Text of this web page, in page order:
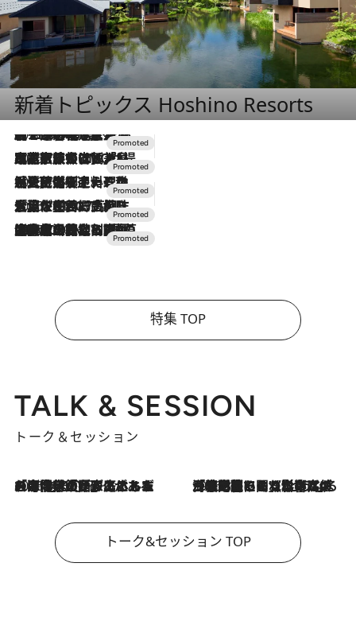
新着トピックス Hoshino Resorts
2026.8.7
【トンボの足水浴】ヒノキの香りに包まれて涼感マックス！約13℃の湧水かけ流しを避暑地「星野温泉 トンボの湯」で体験
2026.7.31
【ホテル帰省】という選択肢をOMOが提案。家族とほどよい距離を保つには「昼は実家、夜は気兼ねなくホテルで！」
2026.7.24
【夏限定ディナーコース】旬を迎える稚鮎や花ズッキーニなどをイタリア・トスカーナの郷土料理の手法で満喫！
2026.7.17
「土佐和ハーブかき氷」がOMO7高知に登場！生姜、山椒、大葉など目にも舌にも涼を呼ぶ郷土の味
2026.7.10
NEW OPEN！【界 草津】名湯の地に誕生。趣の異なる2種の温泉と上州ならではの会席・蕎麦割烹など美食を味わう究極の癒やし旅
特集 TOP
TALK & SESSION
トーク＆セッション
2026.8.3
「今後値上げがあるとすれば…」「リスクがあるのは今年の冬」エネルギー専門家が語る、ホルムズ海峡封鎖が家庭にもたらす“ある心配” 2026.8.3
「住宅建てられない…」「サーチャージ料の高値が続いている」ホルムズ海峡封鎖による影響はいつまで続く？《エネルギー専門家に聞く“どうなる日本の暮らし”》
トーク&セッション TOP